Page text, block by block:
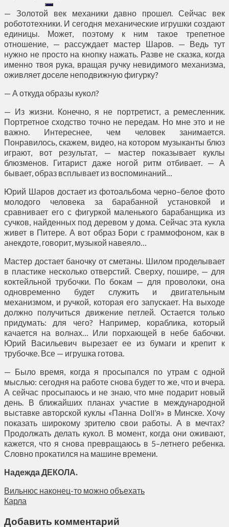
— Золотой век механики давно прошел. Сейчас век
робототехники. И сегодня механические игрушки создают
единицы. Может, поэтому к ним такое трепетное
отношение, — рассуждает мастер Шаров. — Ведь тут
нужно не просто на кнопку нажать. Разве не сказка, когда
именно твоя рука, вращая ручку невидимого механизма,
оживляет доселе неподвижную фигурку?
— А откуда образы кукол?
— Из жизни. Конечно, я не портретист, а ремесленник.
Портретное сходство точно не передам. Но мне это и не
важно. Интереснее, чем человек занимается.
Понравилось, скажем, видео, на котором музыканты блюз
играют, вот результат, — мастер показывает куклы
блюзменов. Гитарист даже ногой ритм отбивает. — А
бывает, образ всплывает из воспоминаний…
Юрий Шаров достает из фотоальбома черно–белое фото
молодого человека за барабанной установкой и
сравнивает его с фигуркой маленького барабанщика из
сучков, найденных под деревом у дома. Сейчас эта кукла
живет в Питере. А вот образ Бори с граммофоном, как в
анекдоте, говорит, музыкой навеяло…
Мастер достает баночку от сметаны. Шилом проделывает
в пластике несколько отверстий. Сверху, пошире, — для
коктейльной трубочки. По бокам — для проволоки, она
одновременно будет служить и двигательным
механизмом, и ручкой, которая его запускает. На выходе
должно получиться движение петлей. Остается только
придумать: для чего? Например, кораблика, который
качается на волнах… Или порхающей в небе бабочки.
Юрий Васильевич вырезает ее из бумаги и крепит к
трубочке. Все — игрушка готова.
— Было время, когда я просыпался по утрам с одной
мыслью: сегодня на работе снова будет то же, что и вчера.
А сейчас просыпаюсь и не знаю, что мне подарит новый
день. В ближайших планах участие в международной
выставке авторской куклы «Панна Doll’я» в Минске. Хочу
показать широкому зрителю свои работы. А в мечтах?
Продолжать делать кукол. В момент, когда они оживают,
кажется, что я снова превращаюсь в 5–летнего ребенка.
Словно прокатился на машине времени.
Надежда ДЕКОЛА.
Вильнюс наконец-то можно объехать
Карла
Добавить комментарий